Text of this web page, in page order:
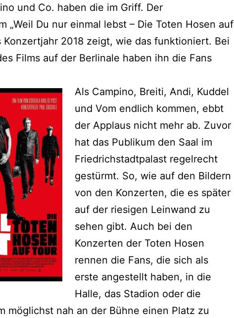
und Co. haben die im Griff. Der
„Weil Du nur einmal lebst – Die Toten Hosen auf
Konzertjahr 2018 zeigt, wie das funktioniert. Bei
Films auf der Berlinale haben ihn die Fans
Als Campino, Breiti, Andi, Kuddel
und Vom endlich kommen, ebbt
der Applaus nicht mehr ab. Zuvor
hat das Publikum den Saal im
Friedrichstadtpalast regelrecht
gestürmt. So, wie auf den Bildern
von den Konzerten, die es später
auf der riesigen Leinwand zu
sehen gibt. Auch bei den
Konzerten der Toten Hosen
rennen die Fans, die sich als
erste angestellt haben, in die
Halle, das Stadion oder die
möglichst nah an der Bühne einen Platz zu